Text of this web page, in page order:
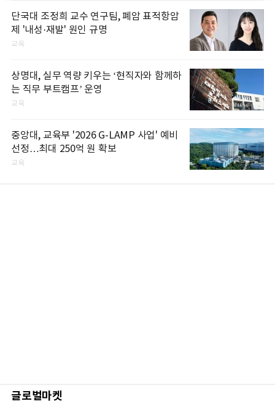
단국대 조정희 교수 연구팀, 폐암 표적항암
제 '내성·재발' 원인 규명
교육
상명대, 실무 역량 키우는 ‘현직자와 함께하
는 직무 부트캠프’ 운영
교육
중앙대, 교육부 '2026 G-LAMP 사업' 예비
선정…최대 250억 원 확보
교육
글로벌마켓